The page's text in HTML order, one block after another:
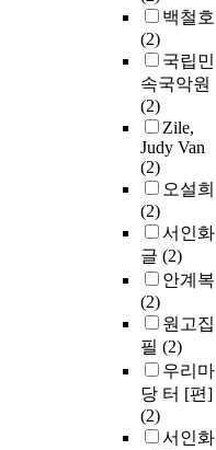
백철호
(2)
국립민
속국악원
(2)
Zile,
Judy Van
(2)
오설희
(2)
서인화
글 (2)
안계복
(2)
원고집
필 (2)
우리마
당 터 [편]
(2)
서인화